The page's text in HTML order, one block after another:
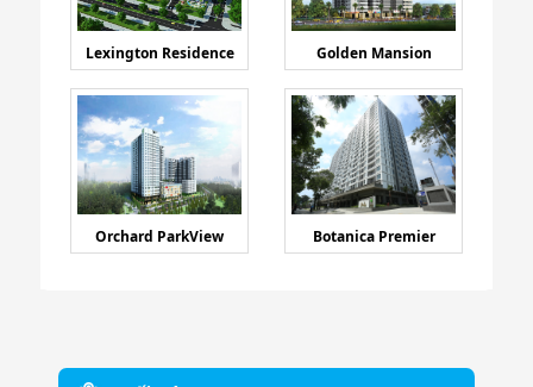
Lexington Residence Golden Mansion
Orchard ParkView Botanica Premier